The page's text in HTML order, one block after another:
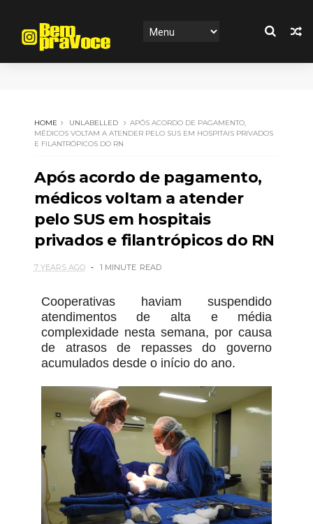
HOME UNLABELLED
APÓS ACORDO DE PAGAMENTO,
MÉDICOS VOLTAM A ATENDER PELO SUS EM HOSPITAIS PRIVADOS
E FILANTRÓPICOS DO RN
Após acordo de pagamento,
médicos voltam a atender
pelo SUS em hospitais
privados e filantrópicos do RN
7 YEARS AGO 1 MINUTE READ
Cooperativas haviam suspendido
atendimentos de alta e média
complexidade nesta semana, por causa
de atrasos de repasses do governo
acumulados desde o início do ano.